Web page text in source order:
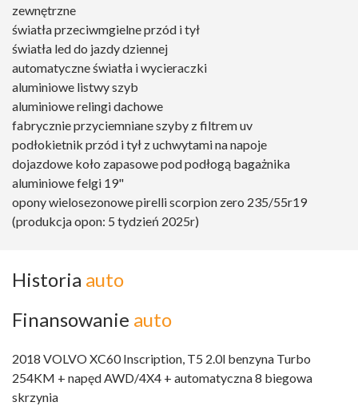
zewnętrzne
światła przeciwmgielne przód i tył
światła led do jazdy dziennej
automatyczne światła i wycieraczki
aluminiowe listwy szyb
aluminiowe relingi dachowe
fabrycznie przyciemniane szyby z filtrem uv
podłokietnik przód i tył z uchwytami na napoje
dojazdowe koło zapasowe pod podłogą bagażnika
aluminiowe felgi 19"
opony wielosezonowe pirelli scorpion zero 235/55r19
(produkcja opon: 5 tydzień 2025r)
Historia auto
Finansowanie auto
2018 VOLVO XC60 Inscription, T5 2.0l benzyna Turbo
254KM + napęd AWD/4X4 + automatyczna 8 biegowa
skrzynia